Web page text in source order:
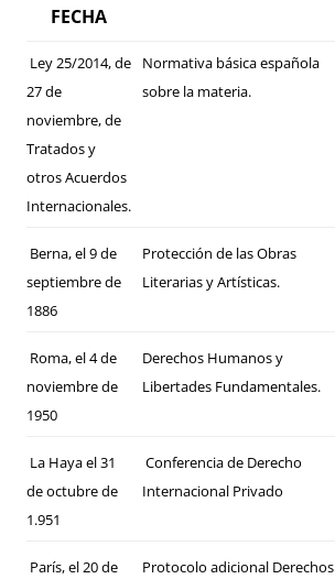
FECHA
Ley 25/2014, de
27 de
noviembre, de
Tratados y
otros Acuerdos
Internacionales.
Normativa básica española
sobre la materia.
Berna, el 9 de
septiembre de
1886
Protección de las Obras
Literarias y Artísticas.
Roma, el 4 de
noviembre de
1950
Derechos Humanos y
Libertades Fundamentales.
La Haya el 31
de octubre de
1.951
Conferencia de Derecho
Internacional Privado
París, el 20 de
Protocolo adicional Derechos